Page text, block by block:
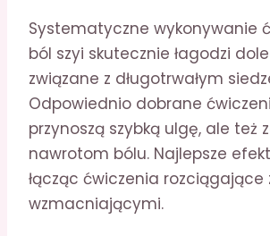
Systematyczne wykonywanie
ból szyi skutecznie łagodzi
związane z długotrwałym
Odpowiednio dobrane
przynoszą szybką ulgę, ale też
nawrotom bólu. Najlepsze
łącząc ćwiczenia rozciągające
wzmacniającymi.